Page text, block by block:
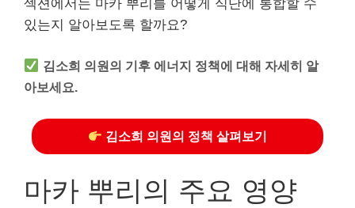
섹션에서는 마카 뿌리를 어떻게 식단에 통합할 수
있는지 알아보도록 할까요?
김소희 의원의 기후 에너지 정책에 대해 자세히 알
아보세요.
김소희 의원의 정책 살펴보기
마카 뿌리의 주요 영양